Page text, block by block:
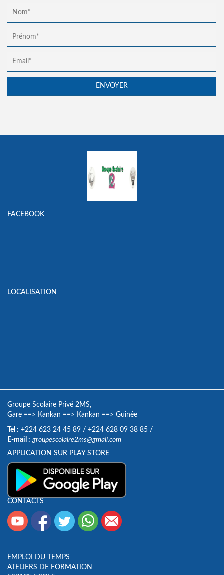
FACEBOOK
LOCALISATION
Groupe Scolaire Privé 2MS,
Gare ==> Kankan ==> Kankan ==> Guinée
Tel : +224 623 24 45 89 / +224 628 09 38 85 /
E-mail : groupescolaire2ms@gmail.com
APPLICATION SUR PLAY STORE
CONTACTS
EMPLOI DU TEMPS
ATELIERS DE FORMATION